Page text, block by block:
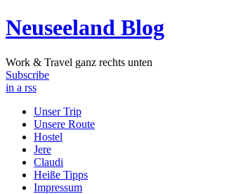
Neuseeland Blog
Work & Travel ganz rechts unten
Subscribe
in a rss
Unser Trip
Unsere Route
Hostel
Jere
Claudi
Heiße Tipps
Impressum